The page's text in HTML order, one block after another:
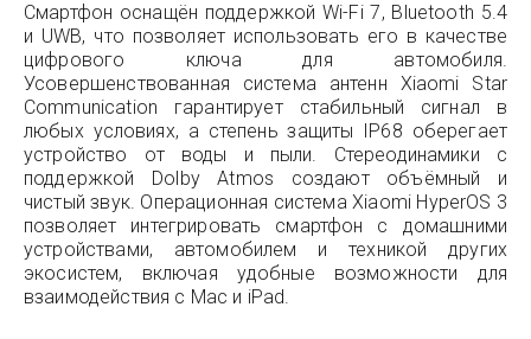
Смартфон оснащён поддержкой Wi-Fi 7, Bluetooth 5.4
и UWB, что позволяет использовать его в качестве
цифрового ключа для автомобиля.
Усовершенствованная система антенн Xiaomi Star
Communication гарантирует стабильный сигнал в
любых условиях, а степень защиты IP68 оберегает
устройство от воды и пыли. Стереодинамики с
поддержкой Dolby Atmos создают объёмный и
чистый звук. Операционная система Xiaomi HyperOS 3
позволяет интегрировать смартфон с домашними
устройствами, автомобилем и техникой других
экосистем, включая удобные возможности для
взаимодействия с Mac и iPad.